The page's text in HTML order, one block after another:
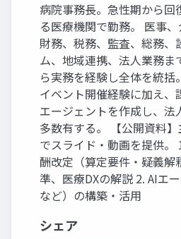
病院事務長。急性期から回
る医療機関で勤務。 医事、
財務、税務、監査、総務、
ム、地域連携、法人業務ま
ら実務を経験し全体を統括
イベント開催経験に加え、
エージェントを作成し、法
多数有する。 【公開資料
でスライド・動画を提供。
酬改定（算定要件・疑義解
準、医療DXの解説 2. AIエ
など）の構築・活用
シェア